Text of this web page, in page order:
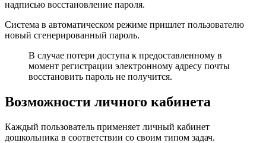
надписью восстановление пароля.
Система в автоматическом режиме пришлет пользователю
новый сгенерированный пароль.
В случае потери доступа к предоставленному в
момент регистрации электронному адресу почты
восстановить пароль не получится.
Возможности личного кабинета
Каждый пользователь применяет личный кабинет
дошкольника в соответствии со своим типом задач.